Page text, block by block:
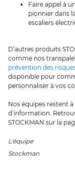
Faire appel à
pionnier dans
escaliers
D’autres produits
comme nos
prévention des
disponible pour
personnaliser à vos
Nos équipes restent
d’information.
STOCKMAN sur la
L'équipe
Stockman